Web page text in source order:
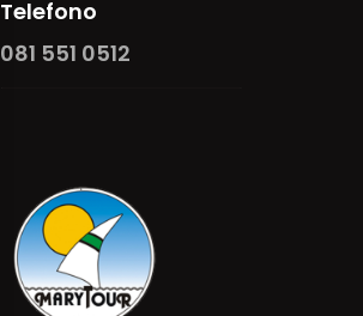
Telefono
081 551 0512